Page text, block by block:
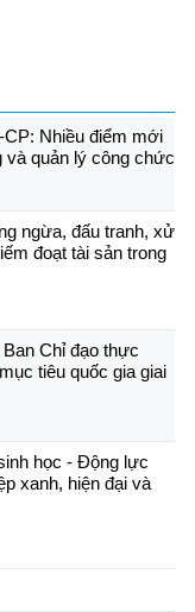
Nhiều điểm mới
và quản lý công chức
ngừa, đấu tranh, xử
đoạt tài sản trong
Chỉ đạo thực
tiêu quốc gia giai
học - Động lực
xanh, hiện đại và